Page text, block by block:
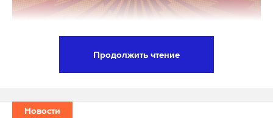
признали виновным во взяточничестве и
Продолжить чтение
Новости